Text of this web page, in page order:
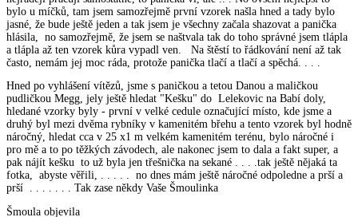
bylo u míčků, tam jsem samozřejmě první vzorek našla hned a tady bylo
jasné, že bude ještě jeden a tak jsem je všechny začala shazovat a panička
hlásila, no samozřejmě, že jsem se naštvala tak do toho správné jsem tlápla
a tlápla až ten vzorek kůra vypadl ven. Na štěstí to řádkování není až tak
často, nemám jej moc ráda, protože panička tlačí a tlačí a spěchá. . . .
Hned po vyhlášení vítězů, jsme s paničkou a tetou Danou a maličkou
pudličkou Megg, jely ještě hledat "Kešku" do Lelekovic na Babí doly,
hledané vzorky byly - první v velké cedule označující místo, kde jsme a
druhý byl mezi dvěma rybníky v kamenitém břehu a tento vzorek byl hodně
náročný, hledat cca v 25 x1 m velkém kamenitém terénu, bylo náročné i
pro mě a to po těžkých závodech, ale nakonec jsem to dala a fakt super, a
pak nájít kešku to už byla jen třešnička na sekané . . . .tak ještě nějaká ta
fotka, abyste věřili, . . . . . no dnes mám ještě náročné odpoledne a prší a
prší . . . . . . . Tak zase někdy Vaše Šmoulinka
Šmoula objevila